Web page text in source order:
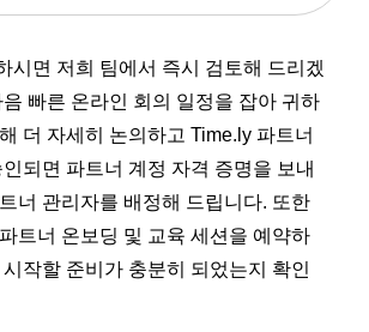
시면 저희 팀에서 즉시 검토해 드리겠
빠른 온라인 회의 일정을 잡아 귀하
더 자세히 논의하고 Time.ly 파트너
되면 파트너 계정 자격 증명을 보내
너 관리자를 배정해 드립니다. 또한
트너 온보딩 및 교육 세션을 예약하
작할 준비가 충분히 되었는지 확인